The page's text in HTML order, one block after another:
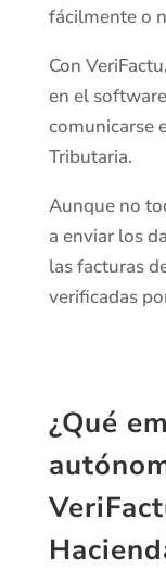
fácilmente o
Con
en el
comunicarse
Tributaria.
Aunque no
a enviar los
las facturas
verificadas
¿Qué